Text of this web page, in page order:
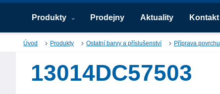
Produkty Prodejny Aktuality Kontakt
Úvod Produkty Ostatní barvy a příslušenství Příprava povrchu
13014DC57503